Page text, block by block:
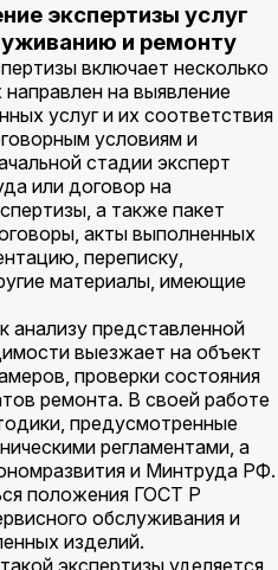
экспертизы услуг
и ремонту
включает несколько
на выявление
услуг и их соответствия
условиям и
стадии эксперт
или договор на
а также пакет
акты выполненных
переписку,
материалы, имеющие
анализу представленной
выезжает на объект
проверки состояния
ремонта. В своей работе
предусмотренные
регламентами, а
и Минтруда РФ.
положения ГОСТ Р
обслуживания и
изделий.
экспертизы уделяется